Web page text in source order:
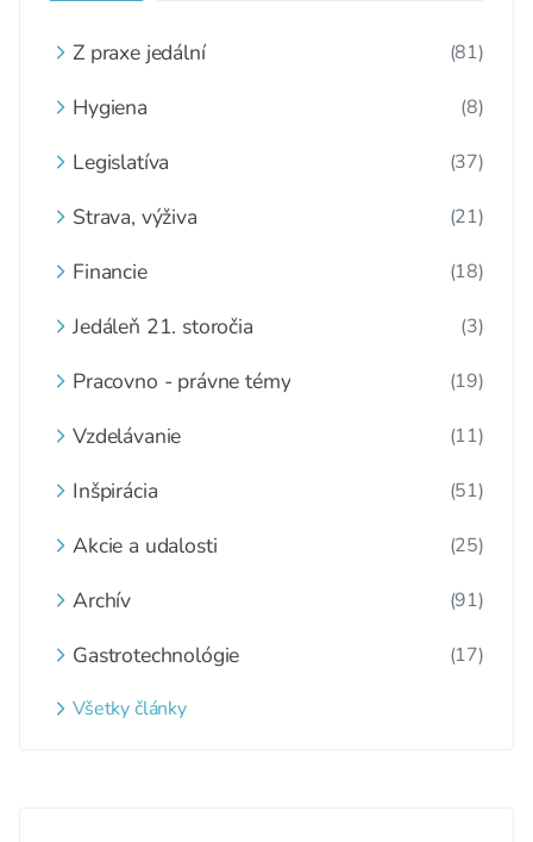
Z praxe jedální (81)
Hygiena (8)
Legislatíva (37)
Strava, výživa (21)
Financie (18)
Jedáleň 21. storočia (3)
Pracovno - právne témy (19)
Vzdelávanie (11)
Inšpirácia (51)
Akcie a udalosti (25)
Archív (91)
Gastrotechnológie (17)
Všetky články